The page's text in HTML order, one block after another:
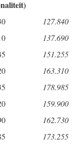
127.840
137.690
151.255
163.310
178.985
159.900
162.730
173.255